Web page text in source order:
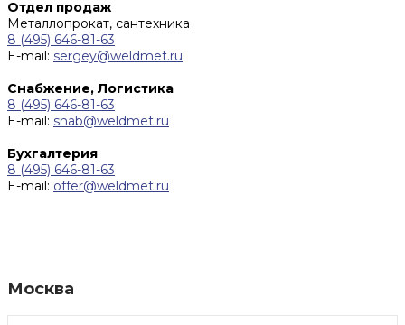
Отдел продаж
Металлопрокат, сантехника
8 (495) 646-81-63
E-mail: sergey@weldmet.ru
Снабжение, Логистика
8 (495) 646-81-63
E-mail: snab@weldmet.ru
Бухгалтерия
8 (495) 646-81-63
E-mail: offer@weldmet.ru
Москва